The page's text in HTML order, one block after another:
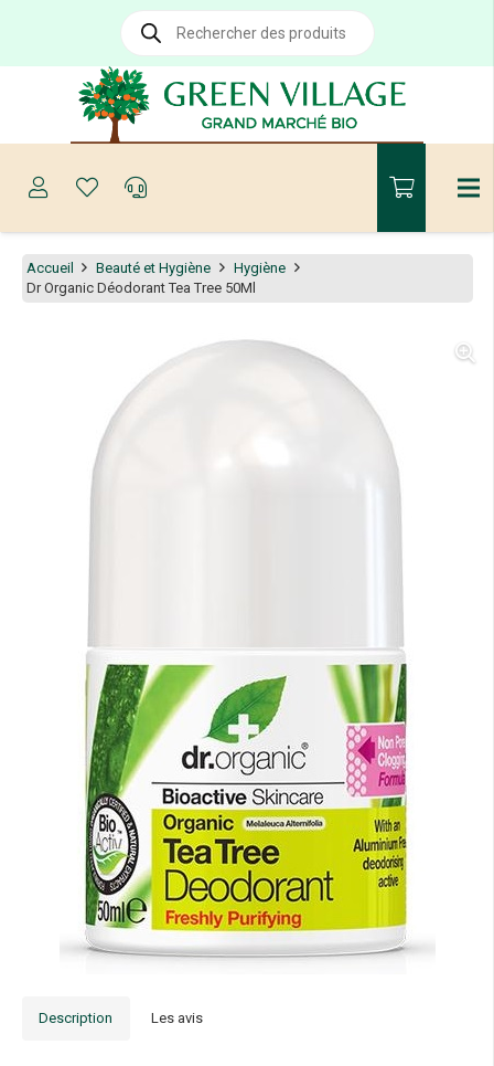
Recherche
produits
Accueil Beauté et Hygiène
Hygiène
Dr Organic Déodorant Tea Tree 50Ml
Description Les avis